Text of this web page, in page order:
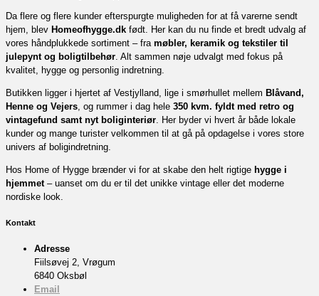
Da flere og flere kunder efterspurgte muligheden for at få varerne sendt
hjem, blev Homeofhygge.dk født. Her kan du nu finde et bredt udvalg af
vores håndplukkede sortiment – fra møbler, keramik og tekstiler til
julepynt og boligtilbehør. Alt sammen nøje udvalgt med fokus på
kvalitet, hygge og personlig indretning.
Butikken ligger i hjertet af Vestjylland, lige i smørhullet mellem Blåvand,
Henne og Vejers, og rummer i dag hele 350 kvm. fyldt med retro og
vintagefund samt nyt boliginteriør. Her byder vi hvert år både lokale
kunder og mange turister velkommen til at gå på opdagelse i vores store
univers af boligindretning.
Hos Home of Hygge brænder vi for at skabe den helt rigtige hygge i
hjemmet – uanset om du er til det unikke vintage eller det moderne
nordiske look.
Kontakt
Adresse
Fiilsøvej 2, Vrøgum
6840 Oksbøl
Email